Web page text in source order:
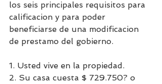
los seis principales requisitos para
calificacion y para poder
beneficiarse de una modificacion
de prestamo del gobierno.
1. Usted vive en la propiedad.
2. Su casa cuesta $ 729.750? o